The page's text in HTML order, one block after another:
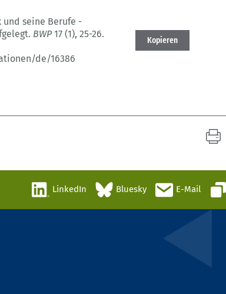
und seine Berufe -
BWP17 (1), 25-26.
de/16386
Kopieren
LinkedIn Bluesky E-Mail